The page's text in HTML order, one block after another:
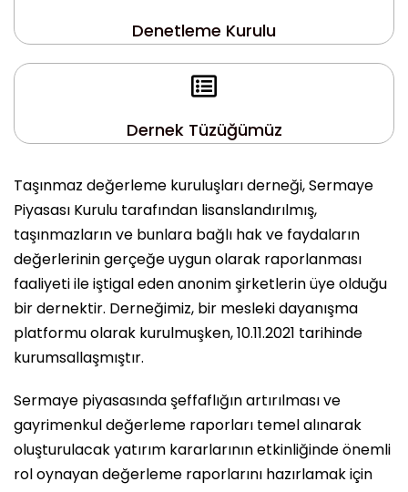
Denetleme Kurulu
Dernek Tüzüğümüz
Taşınmaz değerleme kuruluşları derneği, Sermaye
Piyasası Kurulu tarafından lisanslandırılmış,
taşınmazların ve bunlara bağlı hak ve faydaların
değerlerinin gerçeğe uygun olarak raporlanması
faaliyeti ile iştigal eden anonim şirketlerin üye olduğu
bir dernektir. Derneğimiz, bir mesleki dayanışma
platformu olarak kurulmuşken, 10.11.2021 tarihinde
kurumsallaşmıştır.
Sermaye piyasasında şeffaflığın artırılması ve
gayrimenkul değerleme raporları temel alınarak
oluşturulacak yatırım kararlarının etkinliğinde önemli
rol oynayan değerleme raporlarını hazırlamak için